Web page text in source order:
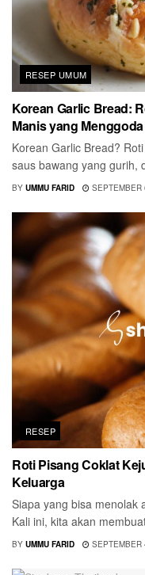
RESEP UMUM
Korean Garlic Bread:
Manis yang Menggoda
Korean Garlic Bread?
saus bawang yang gurih,
BY UMMU FARID SEPTEMBER
RESEP
Roti Pisang Coklat
Keluarga
Siapa yang bisa menolak
Kali ini, kita akan
BY UMMU FARID SEPTEMBER